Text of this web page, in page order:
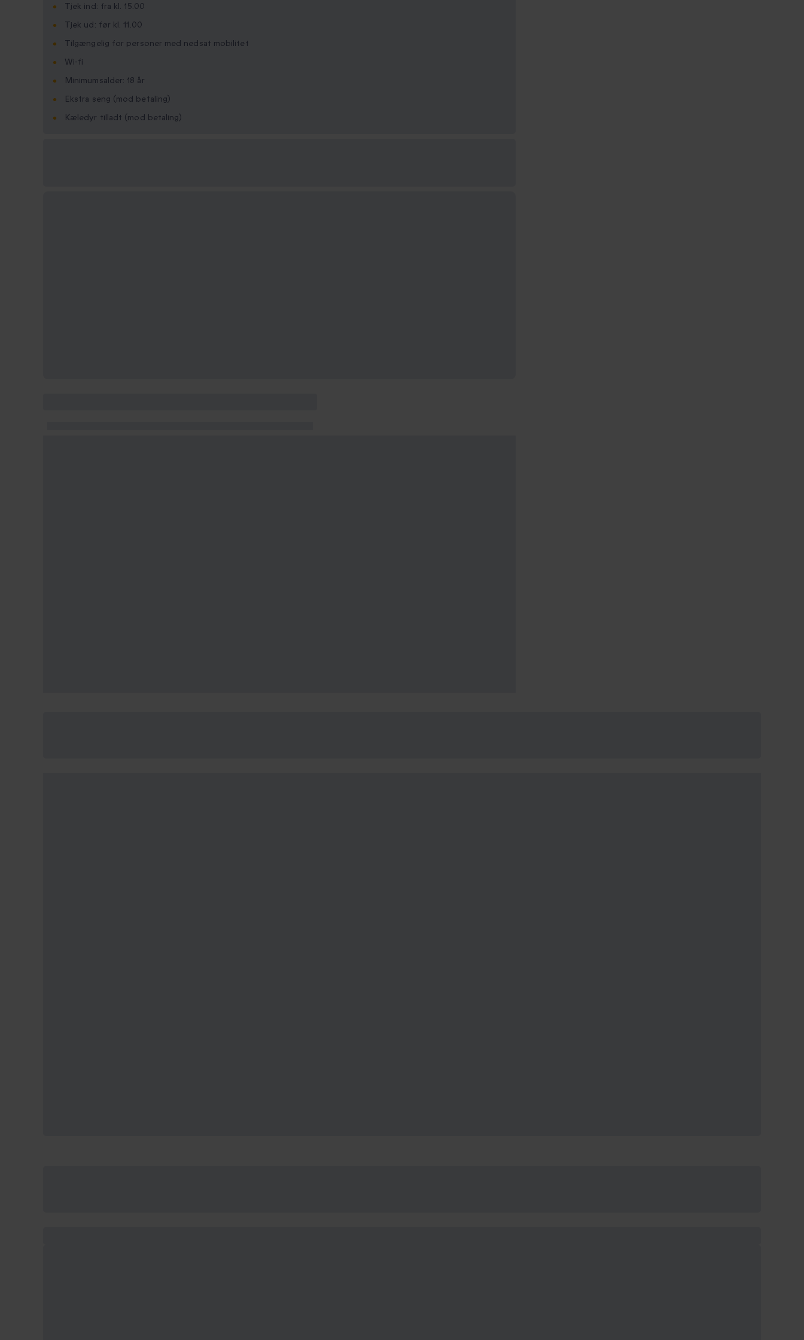
Tjek ind: fra kl. 15.00
Tjek ud: før kl. 11.00
Tilgængelig for personer med nedsat mobilitet
Wi-fi
Minimumsalder: 18 år
Ekstra seng (mod betaling)
Kæledyr tilladt (mod betaling)